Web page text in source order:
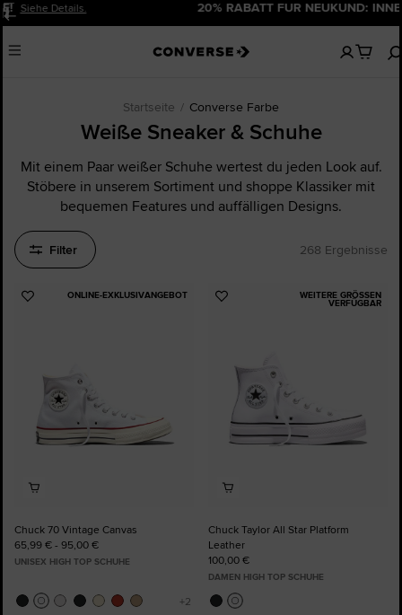
Pause 20% RABATT FÜR NEUKUND: INNEN. Jetzt Anmelden!
Menu
Keine
artikel
Startseite Converse Farbe
Weiße Sneaker & Schuhe
Mit einem Paar weißer Schuhe wertest du jeden Look auf.
Stöbere in unserem Sortiment und shoppe Klassiker mit
bequemen Features und auffälligen Designs.
Filter 268 Ergebnisse
ONLINE-EXKLUSIVANGEBOT
Zu
Chuck 70 Vintage Canvas
65,99 € - 95,00 €
UNISEX HIGH TOP SCHUHE
WEITERE GRÖSSEN V
ERFÜGBAR
Zu
Chuck Taylor All Star Platform
Leather
100,00 €
DAMEN HIGH TOP SCHUHE